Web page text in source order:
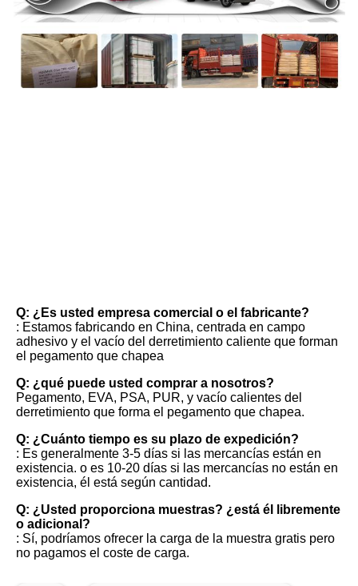
Q: ¿Es usted empresa comercial o el fabricante?
: Estamos fabricando en China, centrada en campo
adhesivo y el vacío del derretimiento caliente que forman
el pegamento que chapea
Q: ¿qué puede usted comprar a nosotros?
Pegamento, EVA, PSA, PUR, y vacío calientes del
derretimiento que forma el pegamento que chapea.
Q: ¿Cuánto tiempo es su plazo de expedición?
: Es generalmente 3-5 días si las mercancías están en
existencia. o es 10-20 días si las mercancías no están en
existencia, él está según cantidad.
Q: ¿Usted proporciona muestras? ¿está él libremente
o adicional?
: Sí, podríamos ofrecer la carga de la muestra gratis pero
no pagamos el coste de carga.